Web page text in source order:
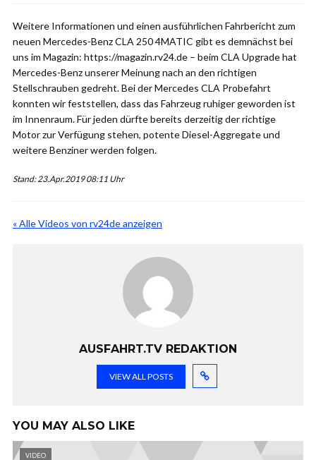
Weitere Informationen und einen ausführlichen Fahrbericht zum
neuen Mercedes-Benz CLA 250 4MATIC gibt es demnächst bei
uns im Magazin: https://magazin.rv24.de – beim CLA Upgrade hat
Mercedes-Benz unserer Meinung nach an den richtigen
Stellschrauben gedreht. Bei der Mercedes CLA Probefahrt
konnten wir feststellen, dass das Fahrzeug ruhiger geworden ist
im Innenraum. Für jeden dürfte bereits derzeitig der richtige
Motor zur Verfügung stehen, potente Diesel-Aggregate und
weitere Benziner werden folgen.
Stand: 23.Apr.2019 08:11 Uhr
« Alle Videos von rv24de anzeigen
AUSFAHRT.TV REDAKTION
VIEW ALL POSTS
YOU MAY ALSO LIKE
VIDEO